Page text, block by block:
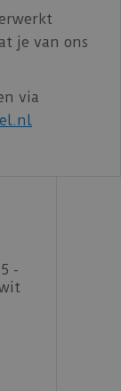
-
je van ons
via